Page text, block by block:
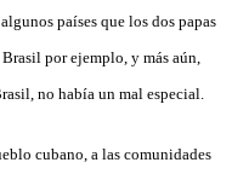
países que los dos papas
por ejemplo, y más aún,
no había un mal especial.
cubano, a las comunidades